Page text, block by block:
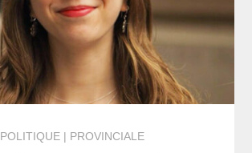
POLITIQUE PROVINCIALE